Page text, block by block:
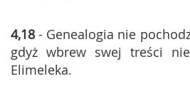
4,18 - Genealogia nie
gdyż wbrew swej treści
Elimeleka.